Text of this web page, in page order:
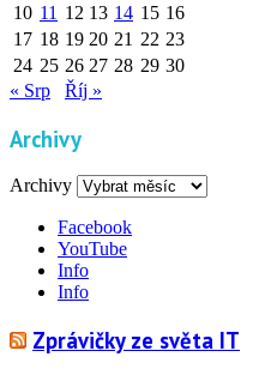
10 11 12 13 14 15 16
17 18 19 20 21 22 23
24 25 26 27 28 29 30
« Srp
Říj »
Archivy
Archivy
Facebook
YouTube
Info
Info
Zprávičky ze světa IT